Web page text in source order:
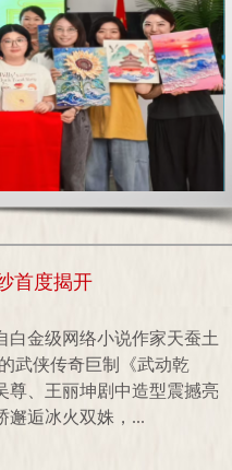
首度揭开
白金级网络小说作家天蚕土
武侠传奇巨制《武动乾
尊、王丽坤剧中造型震撼亮
邂逅冰火双姝，...